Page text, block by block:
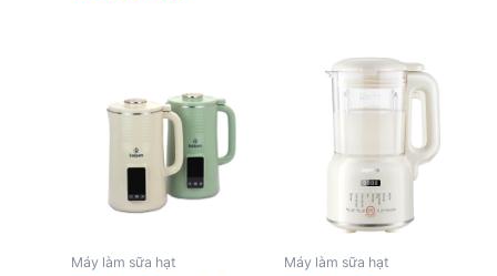
Máy làm sữa hạt Máy làm sữa hạt